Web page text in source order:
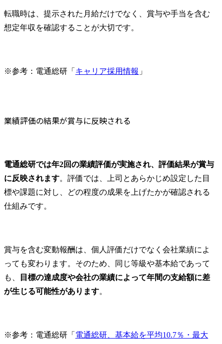
転職時は、提示された月給だけでなく、賞与や手当を含む
想定年収を確認することが大切です。
※参考：電通総研「 キャリア採用情報 」
業績評価の結果が賞与に反映される
電通総研では年2回の業績評価が実施され、評価結果が賞与
に反映されます。評価では、上司とあらかじめ設定した目
標や課題に対し、どの程度の成果を上げたかが確認される
仕組みです。
賞与を含む変動報酬は、個人評価だけでなく会社業績によ
っても変わります。そのため、同じ等級や基本給であって
も、
目標の達成度や会社の業績によって年間の支給額に差
が生じる可能性があります。
※参考：電通総研「 電通総研、基本給を平均10.7％・最大